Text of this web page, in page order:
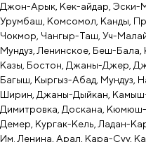
Джон-Арык, Кек-айдар, Эски-
Урумбаш, Комсомол, Канды,
Чокмор, Чангыр-Таш, Уч-
Мундуз, Ленинское, Беш-
Казы, Бостон, Джаны-Джер,
Багыш, Кыргыз-Абад, Мундуз,
Ширин, Джаны-Дыйкан,
Димитровка, Доскана,
Демер, Кургак-Кель, Ладан-
Им. Ленина, Арал, Кара-Суу,